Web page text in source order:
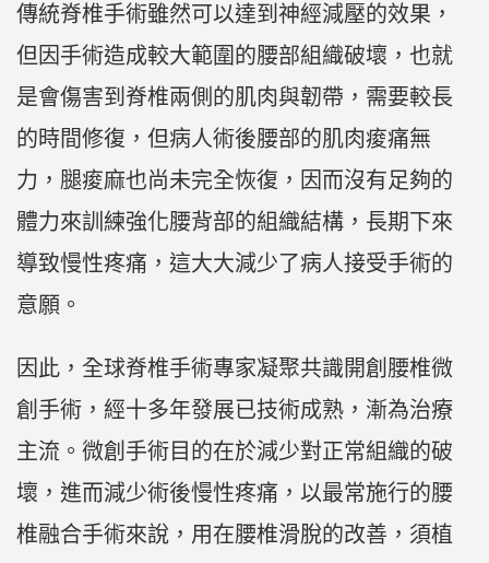
傳統脊椎手術雖然可以達到神經減壓的效果，
但因手術造成較大範圍的腰部組織破壞，也就
是會傷害到脊椎兩側的肌肉與韌帶，需要較長
的時間修復，但病人術後腰部的肌肉痠痛無
力，腿痠麻也尚未完全恢復，因而沒有足夠的
體力來訓練強化腰背部的組織結構，長期下來
導致慢性疼痛，這大大減少了病人接受手術的
意願。
因此，全球脊椎手術專家凝聚共識開創腰椎微
創手術，經十多年發展已技術成熟，漸為治療
主流。微創手術目的在於減少對正常組織的破
壞，進而減少術後慢性疼痛，以最常施行的腰
椎融合手術來說，用在腰椎滑脫的改善，須植